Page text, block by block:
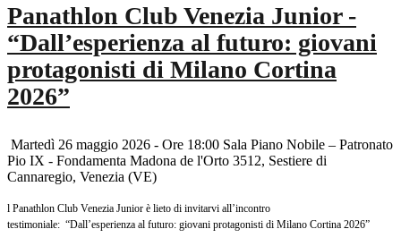
Panathlon Club Venezia Junior -
“Dall’esperienza al futuro: giovani
protagonisti di Milano Cortina
2026”
Martedì 26 maggio 2026 - Ore 18:00 Sala Piano Nobile – Patronato
Pio IX - Fondamenta Madona de l'Orto 3512, Sestiere di
Cannaregio, Venezia (VE)
l Panathlon Club Venezia Junior è lieto di invitarvi all’incontro
testimoniale: “Dall’esperienza al futuro: giovani protagonisti di Milano Cortina 2026”